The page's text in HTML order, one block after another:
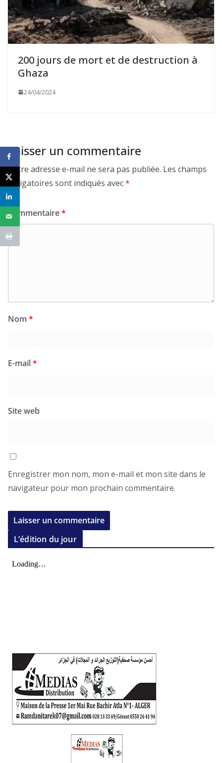
200 jours de mort et de destruction à
Ghaza
24/04/2024
Laisser un commentaire
Votre adresse e-mail ne sera pas publiée. Les champs
obligatoires sont indiqués avec*
Commentaire*
Nom *
E-mail*
Site web
Enregistrer mon nom, mon e-mail et mon site dans le
navigateur pour mon prochain commentaire.
L’édition du jour